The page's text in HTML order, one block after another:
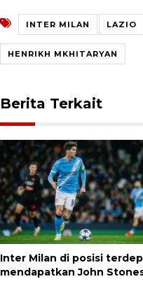
INTER MILAN LAZIO
HENRIKH MKHITARYAN
Berita Terkait
Inter Milan di posisi
mendapatkan John